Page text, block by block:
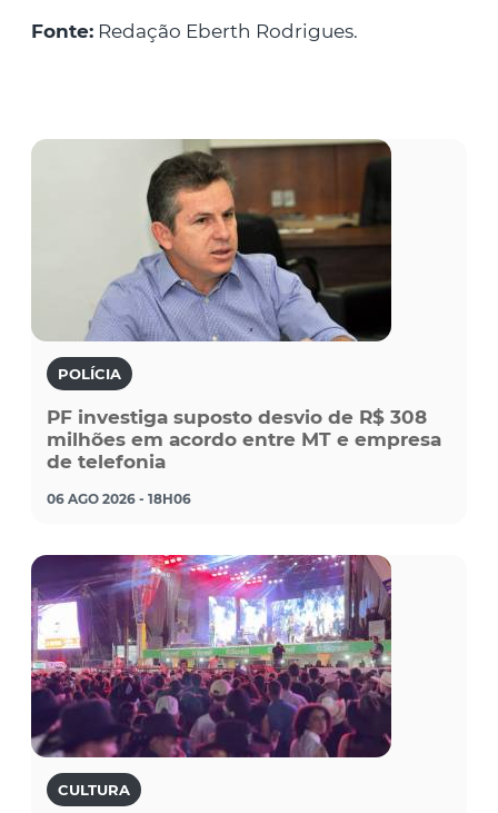
Fonte: Redação Eberth Rodrigues.
POLÍCIA
PF investiga suposto desvio de R$ 308
milhões em acordo entre MT e empresa
de telefonia
06 AGO 2026 - 18H06
CULTURA